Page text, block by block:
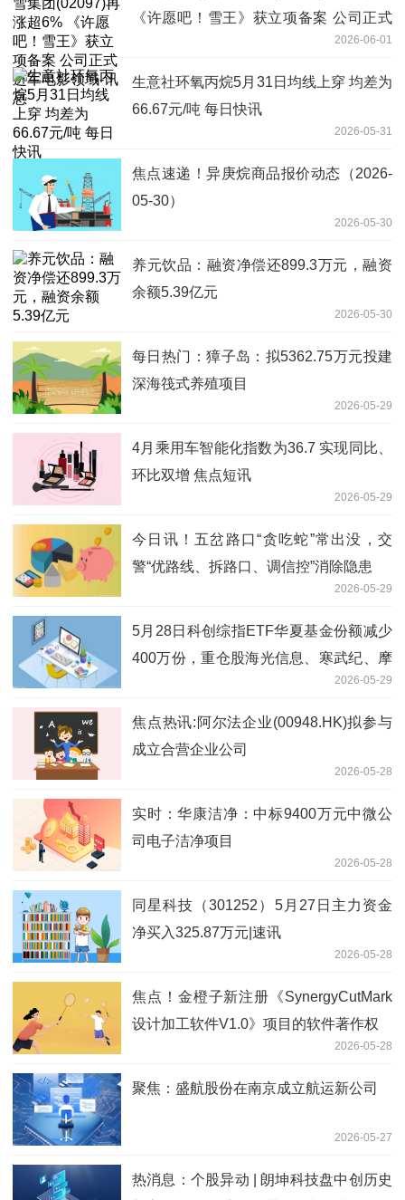
《许愿吧！雪王》获立项备案 公司正式
2026-06-01
生意社环氧丙烷5月31日均线上穿 均差为
66.67元/吨 每日快讯
2026-05-31
焦点速递！异庚烷商品报价动态（2026-
05-30）
2026-05-30
养元饮品：融资净偿还899.3万元，融资
余额5.39亿元
2026-05-30
每日热门：獐子岛：拟5362.75万元投建
深海筏式养殖项目
2026-05-29
4月乘用车智能化指数为36.7 实现同比、
环比双增 焦点短讯
2026-05-29
今日讯！五岔路口“贪吃蛇”常出没，交
警“优路线、拆路口、调信控”消除隐患
2026-05-29
5月28日科创综指ETF华夏基金份额减少
400万份，重仓股海光信息、寒武纪、摩
2026-05-29
焦点热讯:阿尔法企业(00948.HK)拟参与
成立合营企业公司
2026-05-28
实时：华康洁净：中标9400万元中微公
司电子洁净项目
2026-05-28
同星科技（301252）5月27日主力资金
净买入325.87万元|速讯
2026-05-28
焦点！金橙子新注册《SynergyCutMark
设计加工软件V1.0》项目的软件著作权
2026-05-28
聚焦：盛航股份在南京成立航运新公司
2026-05-27
热消息：个股异动 | 朗坤科技盘中创历史